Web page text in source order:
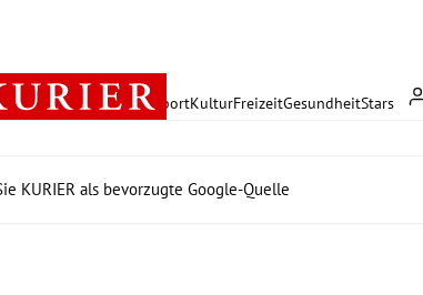
PolitikWirtschaft SportKulturFreizeitGesundheitStars
KURIER als bevorzugte Google-Quelle